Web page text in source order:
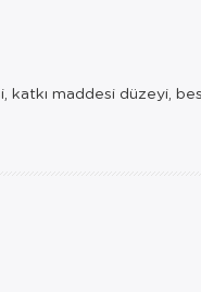
katkı maddesi düzeyi,